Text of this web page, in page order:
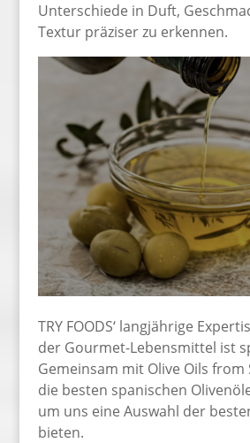
Unterschiede in Duft,
Textur präziser zu erkennen.
TRY FOODS‘ langjährige
der Gourmet-Lebensmittel ist
Gemeinsam mit Olive Oils from
die besten spanischen
um uns eine Auswahl der
bieten.